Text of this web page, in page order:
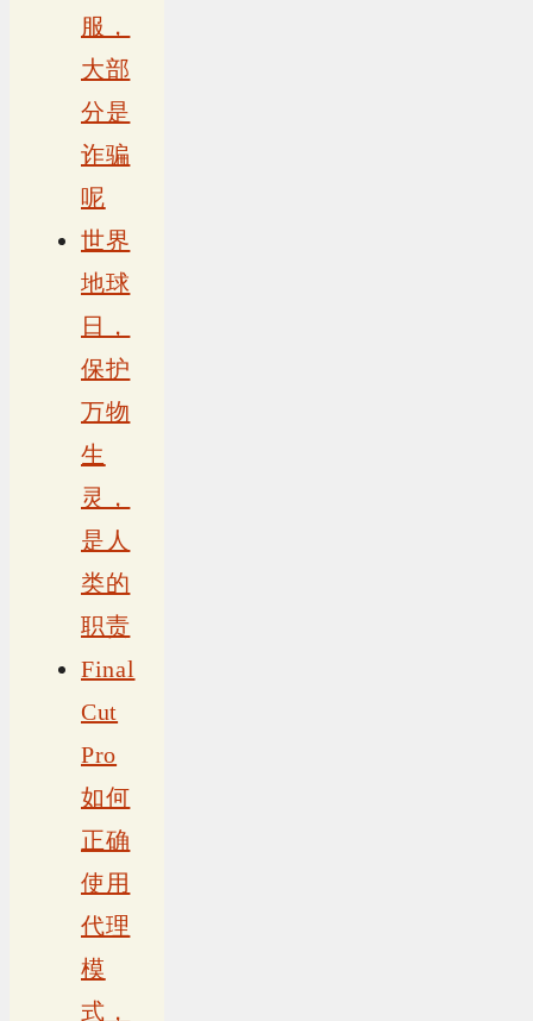
服，
大部
分是
诈骗
呢
世界
地球
日，
保护
万物
生
灵，
是人
类的
职责
Final
Cut
Pro
如何
正确
使用
代理
模
式，